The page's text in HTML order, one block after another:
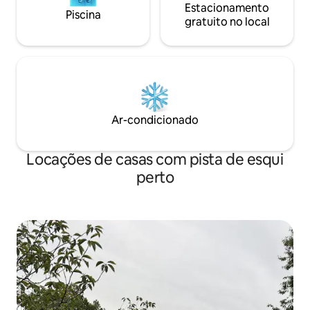
Piscina
Estacionamento
gratuito no local
Ar-condicionado
Locações de casas com pista de esqui
perto